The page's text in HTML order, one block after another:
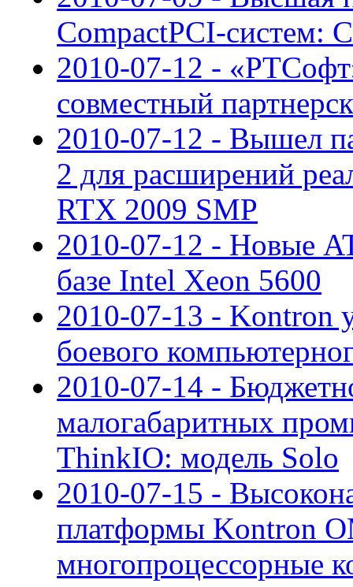
CompactPCI-систем:
2010-07-12 -
совместный
2010-07-12 - Вышел
2 для расширений
RTX 2009 SMP
2010-07-12 - Новые
базе Intel Xeon 5600
2010-07-13 - Kontron
боевого
2010-07-14 -
малогабаритных
ThinkIO: модель Solo
2010-07-15 -
платформы Kontron
многопроцессорные